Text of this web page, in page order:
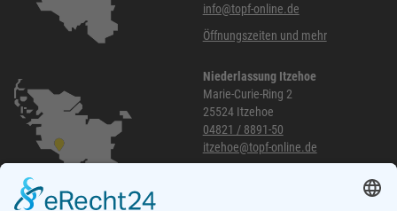
info@topf-online.de
Öffnungszeiten und mehr
Niederlassung Itzehoe
Marie-Curie-Ring 2
25524 Itzehoe
04821 / 8891-50
itzehoe@topf-online.de